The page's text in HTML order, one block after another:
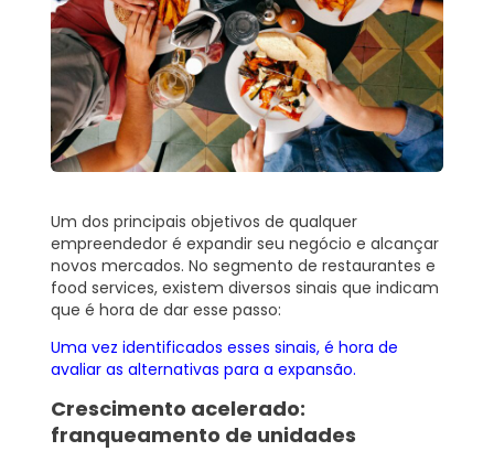
Um dos principais objetivos de qualquer
empreendedor é expandir seu negócio e alcançar
novos mercados. No segmento de restaurantes e
food services, existem diversos sinais que indicam
que é hora de dar esse passo:
Uma vez identificados esses sinais, é hora de
avaliar as alternativas para a expansão.
Crescimento acelerado:
franqueamento de unidades